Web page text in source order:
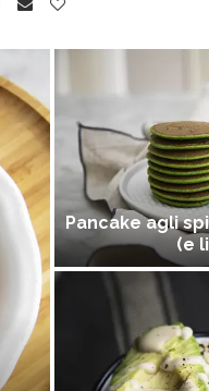
Pancake agli
(e